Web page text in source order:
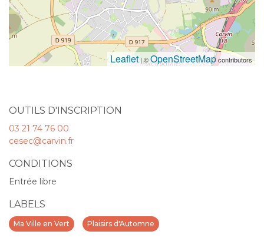
Leaflet| ©OpenStreetMapcontributors
OUTILS D'INSCRIPTION
03 21 74 76 00
cesec@carvin.fr
CONDITIONS
Entrée libre
LABELS
Ma Ville en Vert Plaisirs d'Automne